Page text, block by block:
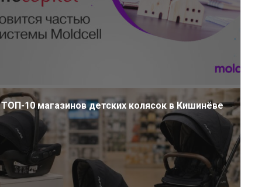
ТОП-10 магазинов детских колясок в Кишинёве